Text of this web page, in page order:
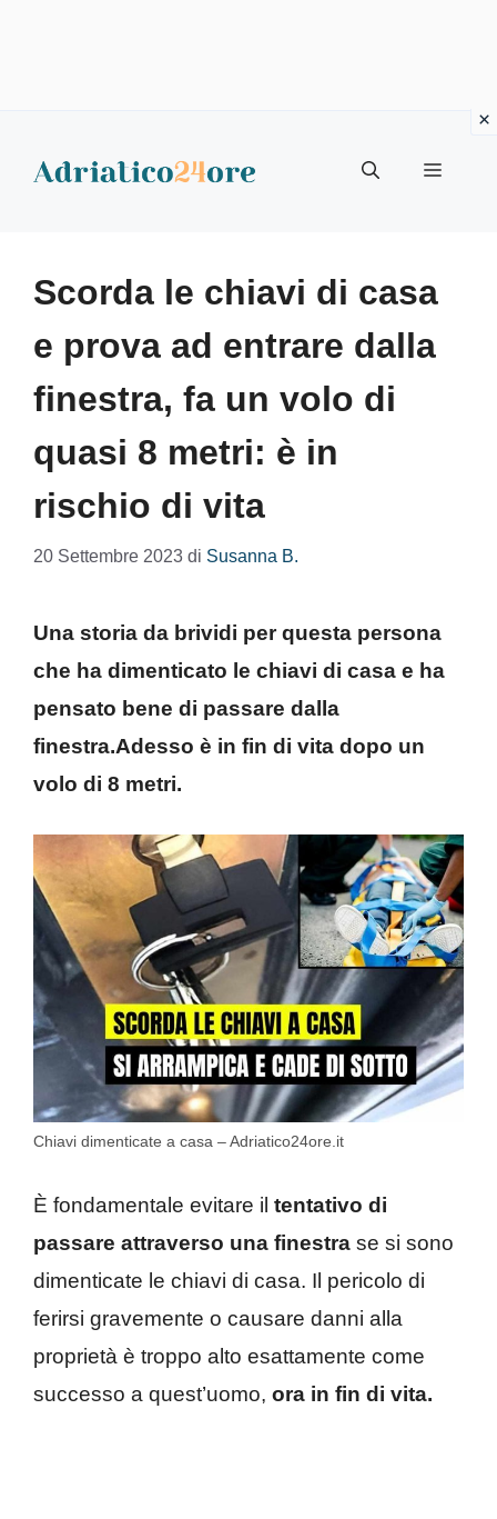
Menu
Scorda le chiavi di casa
e prova ad entrare dalla
finestra, fa un volo di
quasi 8 metri: è in
rischio di vita
20 Settembre 2023 di Susanna B.
Una storia da brividi per questa persona
che ha dimenticato le chiavi di casa e ha
pensato bene di passare dalla
finestra.Adesso è in fin di vita dopo un
volo di 8 metri.
Chiavi dimenticate a casa – Adriatico24ore.it
È fondamentale evitare il tentativo di
passare attraverso una finestra se si sono
dimenticate le chiavi di casa. Il pericolo di
ferirsi gravemente o causare danni alla
proprietà è troppo alto esattamente come
successo a quest’uomo, ora in fin di vita.